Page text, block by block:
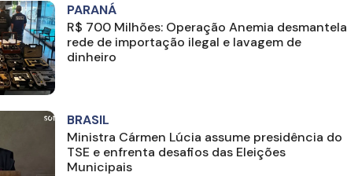
PARANÁ
R$ 700 Milhões: Operação Anemia desmantela
rede de importação ilegal e lavagem de
dinheiro
BRASIL
Ministra Cármen Lúcia assume presidência do
TSE e enfrenta desafios das Eleições
Municipais